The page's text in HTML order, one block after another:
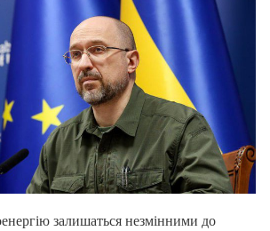
залишаться незмінними до